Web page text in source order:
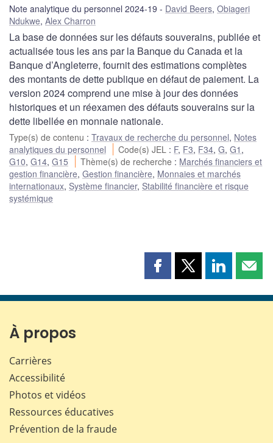
Note analytique du personnel 2024-19 David Beers, Obiageri
Ndukwe, Alex Charron
La base de données sur les défauts souverains, publiée et
actualisée tous les ans par la Banque du Canada et la
Banque d’Angleterre, fournit des estimations complètes
des montants de dette publique en défaut de paiement. La
version 2024 comprend une mise à jour des données
historiques et un réexamen des défauts souverains sur la
dette libellée en monnaie nationale.
Type(s) de contenu : Travaux de recherche du personnel, Notes
analytiques du personnel
Code(s) JEL : F, F3, F34,G,G1 ,
G10, G14, G15 Thème(s) de recherche : Marchés financiers et
gestion financière, Gestion financière, Monnaies et marchés
internationaux, Système financier, Stabilité financière et risque
systémique
Partager
page
Partager
page
Partager
page page
À propos
Carrières
Accessibilité
Photos et vidéos
Ressources éducatives
Prévention de la fraude